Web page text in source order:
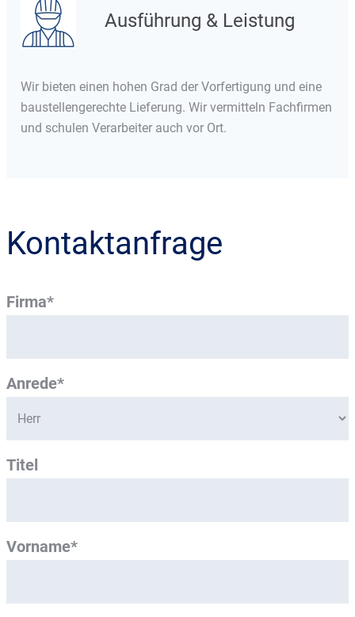
Ausführung & Leistung
Wir bieten einen hohen Grad der Vorfertigung und eine
baustellengerechte Lieferung. Wir vermitteln Fachfirmen
und schulen Verarbeiter auch vor Ort.
Kontaktanfrage
Firma*
Anrede*
Titel
Vorname*